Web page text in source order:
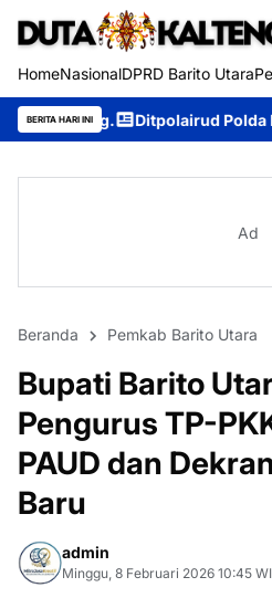
HomeNasionalDPRD Barito Utara
BERITA HARI INIPolda Kalteng Dukung
Ad
Beranda Pemkab Barito Utara
Bupati Barito
Pengurus TP-
PAUD dan
Baru
admin
Minggu, 8 Februari 2026 10:45